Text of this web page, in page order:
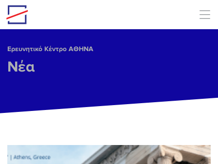
Skip to main content
Ερευνητικό Κέντρο ΑΘΗΝΑ
Νέα